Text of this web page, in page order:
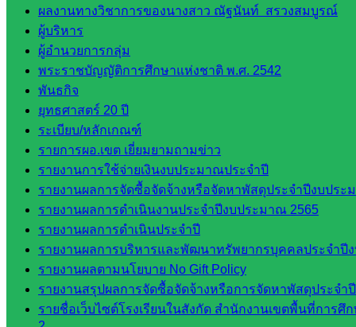
ผลงานทางวิชาการของนางสาว ณัฐนันท์ สรวงสมบูรณ์
ผู้บริหาร
ผู้อำนวยการกลุ่ม
พระราชบัญญัติการศึกษาแห่งชาติ พ.ศ. 2542
พันธกิจ
ยุทธศาสตร์ 20 ปี
ระเบียบ/หลักเกณฑ์
รายการผอ.เขต เยี่ยมยามถามข่าว
รายงานการใช้จ่ายเงินงบประมาณประจำปี
รายงานผลการจัดซื้อจัดจ้างหรือจัดหาพัสดุประจำปีงบปร
รายงานผลการดำเนินงานประจำปีงบประมาณ 2565
รายงานผลการดำเนินประจำปี
รายงานผลการบริหารและพัฒนาทรัพยากรบุคคลประจำปี
รายงานผลตามนโยบาย No Gift Policy
รายงานสรุปผลการจัดซื้อจัดจ้างหรือการจัดหาพัสดุประจำ
รายชื่อเว็บไซต์โรงเรียนในสังกัด สำนักงานเขตพื้นที่การศึ
เว็บไซต์
หลักสูตร
ต้าน
ทุจริต
ห้อง
นิเทศ
ศน.นิพนธ์
พรมพิไล
ห้อง
นิเทศ
ศน.ชยา
ธิศ/
ศน.อัญชลี
ห้อง
นิเทศ